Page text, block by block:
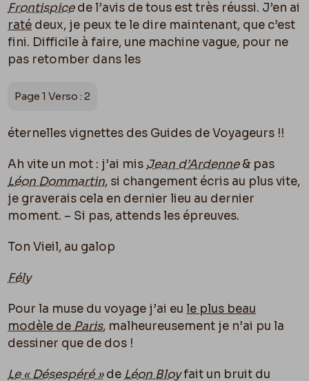
Frontispicede l’avis de tous est très réussi. J’en ai
raté deux, je peux te le dire maintenant, que c’est
fini. Difficile à faire, une machine vague, pour ne
pas retomber dans les
Page 1 Verso : 2
éternelles vignettes des Guides de Voyageurs !!
Ah vite un mot : j’ai misJean d’Ardenne& pas
Léon Dommartin, si changement écris au plus vite,
je graverais cela en dernier lieu au dernier
moment. – Si pas, attends les épreuves.
Ton Vieil, au galop
Fély
Pour la muse du voyage j’ai eule plus beau
modèle deParis, malheureusement je n’ai pu la
dessiner que de dos !
Le « Désespéré »deLéon Bloyfait un bruit du